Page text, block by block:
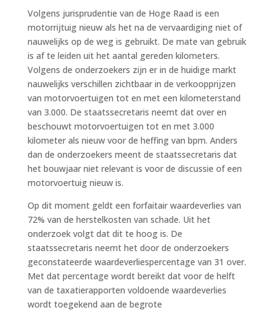
Volgens jurisprudentie van de Hoge Raad is een
motorrijtuig nieuw als het na de vervaardiging niet of
nauwelijks op de weg is gebruikt. De mate van gebruik
is af te leiden uit het aantal gereden kilometers.
Volgens de onderzoekers zijn er in de huidige markt
nauwelijks verschillen zichtbaar in de verkoopprijzen
van motorvoertuigen tot en met een kilometerstand
van 3.000. De staatssecretaris neemt dat over en
beschouwt motorvoertuigen tot en met 3.000
kilometer als nieuw voor de heffing van bpm. Anders
dan de onderzoekers meent de staatssecretaris dat
het bouwjaar niet relevant is voor de discussie of een
motorvoertuig nieuw is.
Op dit moment geldt een forfaitair waardeverlies van
72% van de herstelkosten van schade. Uit het
onderzoek volgt dat dit te hoog is. De
staatssecretaris neemt het door de onderzoekers
geconstateerde waardeverliespercentage van 31 over.
Met dat percentage wordt bereikt dat voor de helft
van de taxatierapporten voldoende waardeverlies
wordt toegekend aan de begrote